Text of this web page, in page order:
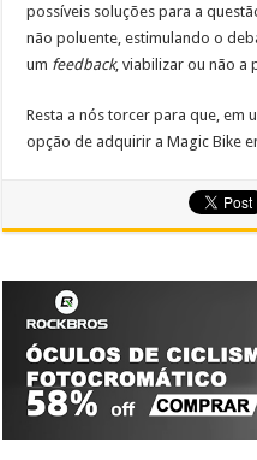
possíveis soluções para a
não poluente, estimulando o
um feedback, viabilizar ou não
Resta a nós torcer para que, em
opção de adquirir a Magic Bike